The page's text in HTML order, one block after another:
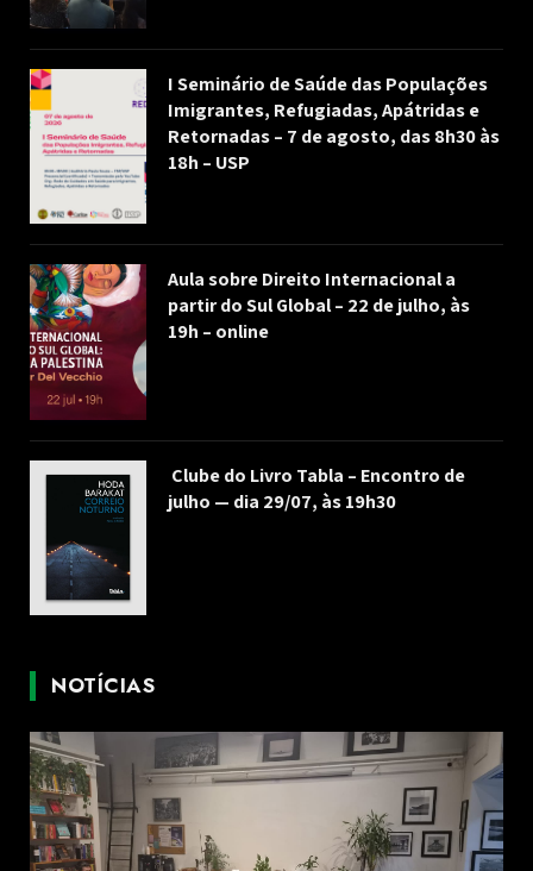
I Seminário de Saúde das Populações
Imigrantes, Refugiadas, Apátridas e
Retornadas – 7 de agosto, das 8h30 às
18h – USP
Aula sobre Direito Internacional a
partir do Sul Global – 22 de julho, às
19h – online
Clube do Livro Tabla – Encontro de
julho — dia 29/07, às 19h30
NOTÍCIAS